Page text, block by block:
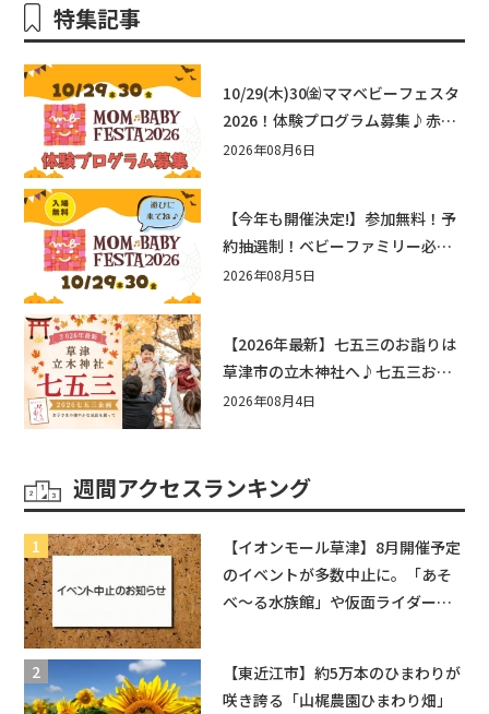
特集記事
10/29(木)30㈮ママベビーフェスタ
2026！体験プログラム募集♪赤ち
ゃん向けイベントに出演しません
2026年08月6日
【今年も開催決定!】参加無料！予
約抽選制！ベビーファミリー必見
☆入場無料☆10/29(木)30(金)ママ
2026年08月5日
【2026年最新】七五三のお詣りは
草津市の立木神社へ♪七五三お祝
い企画をご紹介！
2026年08月4日
週間アクセスランキング
【イオンモール草津】8月開催予定
のイベントが多数中止に。「あそ
べ〜る水族館」や仮面ライダーシ
【東近江市】約5万本のひまわりが
咲き誇る「山梶農園ひまわり畑」